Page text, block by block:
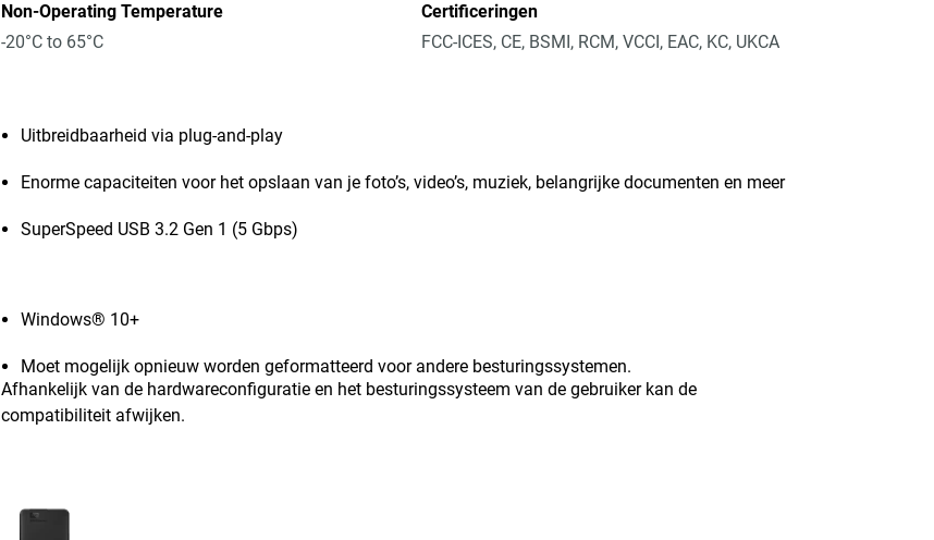
Non-Operating Temperature
-20°C to 65°C
Certificeringen
FCC-ICES, CE, BSMI, RCM, VCCI, EAC, KC, UKCA
Uitbreidbaarheid via plug-and-play
Enorme capaciteiten voor het opslaan van je foto’s, video’s, muziek, belangrijke documenten en meer
SuperSpeed USB 3.2 Gen 1 (5 Gbps)
Windows® 10+
Moet mogelijk opnieuw worden geformatteerd voor andere besturingssystemen.
Afhankelijk van de hardwareconfiguratie en het besturingssysteem van de gebruiker kan de
compatibiliteit afwijken.